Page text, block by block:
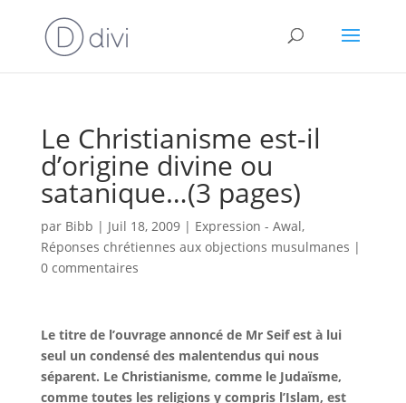
Le Christianisme est-il
d’origine divine ou
satanique…(3 pages)
par Bibb | Juil 18, 2009| Expression - Awal,
Réponses chrétiennes aux objections musulmanes |
0 commentaires
Le titre de l’ouvrage annoncé de Mr Seif est à lui
seul un condensé des malentendus qui nous
séparent. Le Christianisme, comme le Judaïsme,
comme toutes les religions y compris l’Islam, est